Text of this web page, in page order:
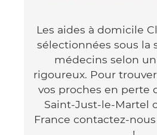
Les aides à domicile
sélectionnées sous la
médecins selon
rigoureux. Pour
vos proches en perte
Saint-Just-le-Martel
France contactez-